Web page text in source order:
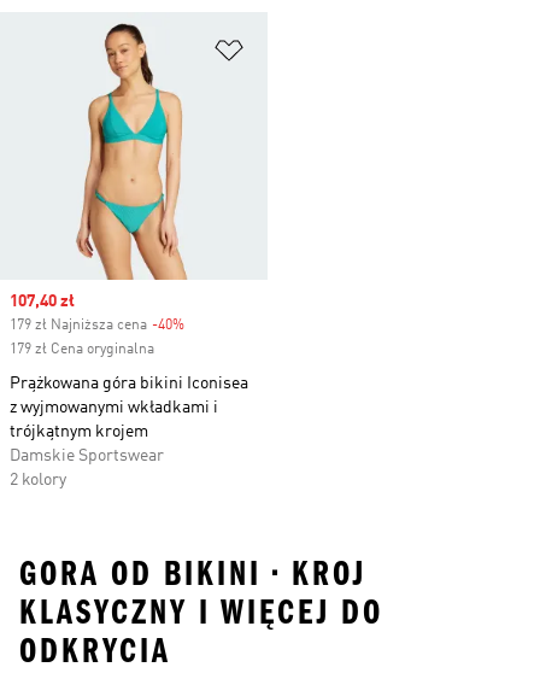
Sale price
107,40 zł
179 zł Najniższa cena -40%
179 zł Cena oryginalna
Prążkowana góra bikini Iconisea
z wyjmowanymi wkładkami i
trójkątnym krojem
Damskie Sportswear
2 kolory
GORA OD BIKINI • KROJ
KLASYCZNY I WIĘCEJ DO
ODKRYCIA